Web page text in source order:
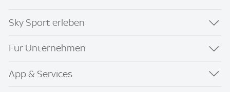
Sky Sport erleben
Für Unternehmen
App & Services